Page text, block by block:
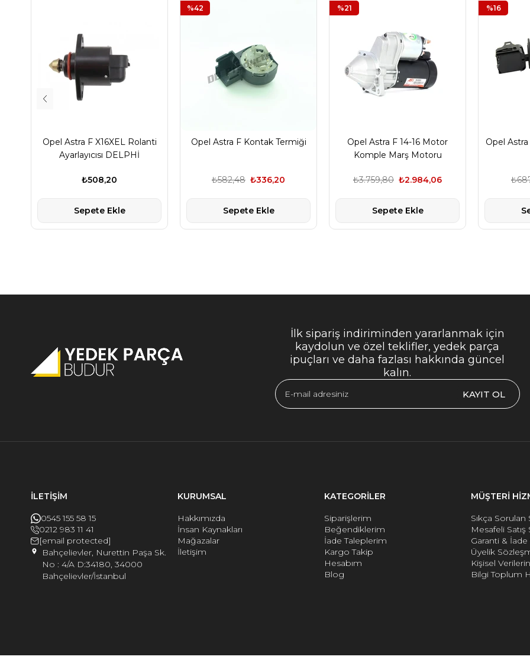
Opel Astra F X16XEL Rolanti
Ayarlayıcısı DELPHİ
₺508,20
Sepete Ekle
Opel Astra F Kontak Termiği
₺336,20
₺582,48
Sepete Ekle
%42
Opel Astra F 14-16 Motor
Komple Marş Motoru
₺2.984,06
₺3.759,80
Sepete Ekle
%21
Opel
%16
İlk sipariş indiriminden yararlanmak için
kaydolun ve özel teklifler, yedek parça
ipuçları ve daha fazlası hakkında güncel
kalın.
KAYIT OL
İLETİŞİM
0545 155 58 15
0212 983 11 41
[email protected]
Bahçelievler, Nurettin Paşa Sk.
No : 4/A D:34180, 34000
Bahçelievler/İstanbul
KURUMSAL
Hakkımızda
İnsan Kaynakları
Mağazalar
İletişim
KATEGORİLER
Siparişlerim
Beğendiklerim
İade Taleplerim
Kargo Takip
Hesabım
Blog
MÜŞTERİ
Sıkça Sorulan
Mesafeli
Garanti &
Üyelik
Kişisel
Bilgi Toplum